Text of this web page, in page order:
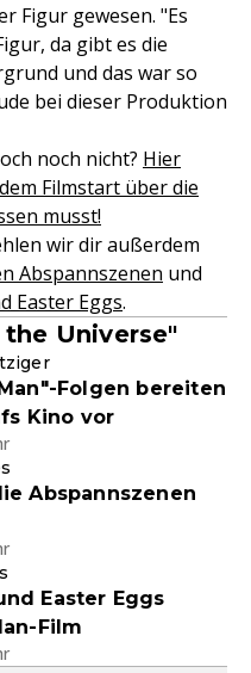
Figur gewesen. "Es
da gibt es die
und das war so
bei dieser Produktion
noch nicht? Hier
Filmstart über die
musst!
wir dir außerdem
Abspannszenen und
Easter Eggs.
Universe"
Folgen bereiten
Kino vor
Abspannszenen
Easter Eggs
Film